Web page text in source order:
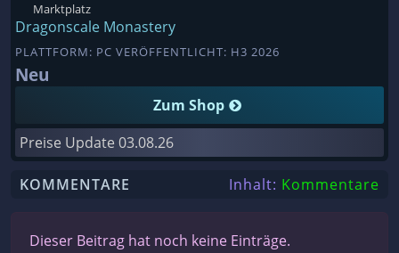
Marktplatz
Dragonscale Monastery
PLATTFORM: PC VERÖFFENTLICHT: H3 2026
Neu
Zum Shop
Preise Update 03.08.26
KOMMENTARE Inhalt: Kommentare
Dieser Beitrag hat noch keine Einträge.